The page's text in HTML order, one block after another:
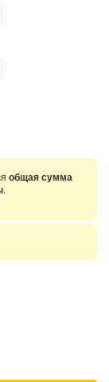
общая сумма
.